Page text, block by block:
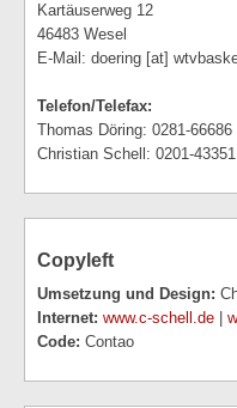
Kartäuserweg 12
46483 Wesel
E-Mail: doering [at]
Telefon/Telefax:
Thomas Döring: 0281-66686
Christian Schell: 0201-
Copyleft
Umsetzung und Design:
Internet: www.c-schell.de
Code: Contao